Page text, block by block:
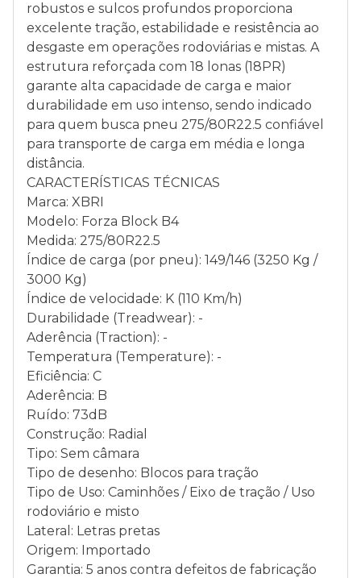
robustos e sulcos profundos proporciona
excelente tração, estabilidade e resistência ao
desgaste em operações rodoviárias e mistas. A
estrutura reforçada com 18 lonas (18PR)
garante alta capacidade de carga e maior
durabilidade em uso intenso, sendo indicado
para quem busca pneu 275/80R22.5 confiável
para transporte de carga em média e longa
distância.
CARACTERÍSTICAS TÉCNICAS
Marca: XBRI
Modelo: Forza Block B4
Medida: 275/80R22.5
Índice de carga (por pneu): 149/146 (3250 Kg /
3000 Kg)
Índice de velocidade: K (110 Km/h)
Durabilidade (Treadwear): -
Aderência (Traction): -
Temperatura (Temperature): -
Eficiência: C
Aderência: B
Ruído: 73dB
Construção: Radial
Tipo: Sem câmara
Tipo de desenho: Blocos para tração
Tipo de Uso: Caminhões / Eixo de tração / Uso
rodoviário e misto
Lateral: Letras pretas
Origem: Importado
Garantia: 5 anos contra defeitos de fabricação